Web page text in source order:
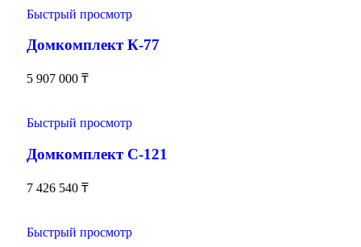
Быстрый просмотр
Домкомплект К-77
5 907 000 ₸
Быстрый просмотр
Домкомплект С-121
7 426 540 ₸
Быстрый просмотр